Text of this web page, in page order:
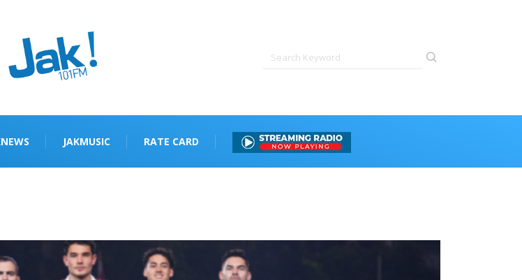
JAKMUSIC RATE CARD